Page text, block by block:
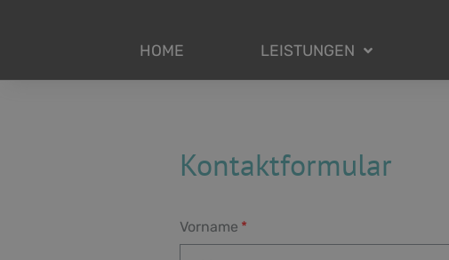
HOME LEISTUNGEN
Kontaktformular
Vorname